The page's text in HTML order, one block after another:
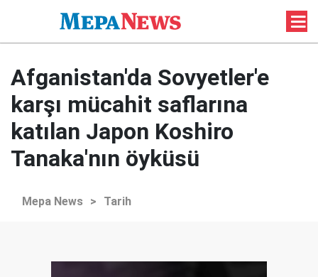
Afganistan'da Sovyetler'e
karşı mücahit saflarına
katılan Japon Koshiro
Tanaka'nın öyküsü
Mepa News > Tarih